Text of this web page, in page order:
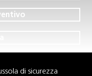
di sicurezza